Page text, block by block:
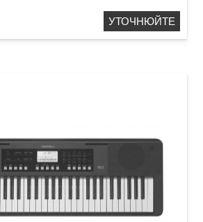
УТОЧНЮЙТЕ